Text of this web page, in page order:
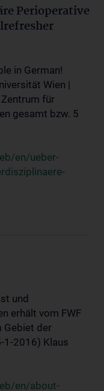
Perioperative
in German!
Wien |
für
gesamt bzw. 5
en/ueber-
und
erhält vom FWF
Gebiet der
1-2016) Klaus
en/about-